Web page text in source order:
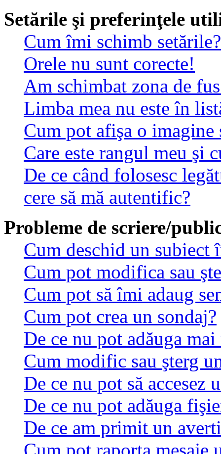
Setările şi preferinţele
Cum îmi schimb setările?
Orele nu sunt corecte!
Am schimbat zona de
Limba mea nu este în
Cum pot afişa o
Care este rangul meu şi
De ce când folosesc
cere să mă autentific?
Probleme de scriere/
Cum deschid un subiect
Cum pot modifica sau
Cum pot să îmi adaug
Cum pot crea un sondaj?
De ce nu pot adăuga
Cum modific sau şterg
De ce nu pot să accesez
De ce nu pot adăuga
De ce am primit un
Cum pot raporta mesaje